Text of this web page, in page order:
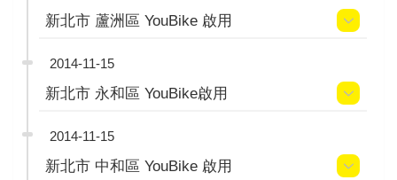
新北市 蘆洲區 YouBike 啟用
2014-11-15
新北市 永和區 YouBike啟用
2014-11-15
新北市 中和區 YouBike 啟用